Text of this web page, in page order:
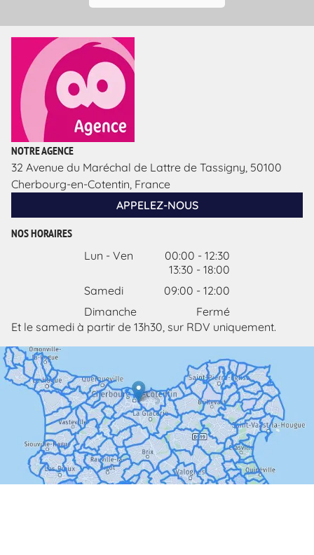
NOTRE AGENCE
32 Avenue du Maréchal de Lattre de Tassigny, 50100
Cherbourg-en-Cotentin, France
APPELEZ-NOUS
NOS HORAIRES
Lun - Ven
00:00 - 12:30
13:30 - 18:00
Samedi
09:00 - 12:00
Dimanche
Fermé
Et le samedi à partir de 13h30, sur RDV uniquement.